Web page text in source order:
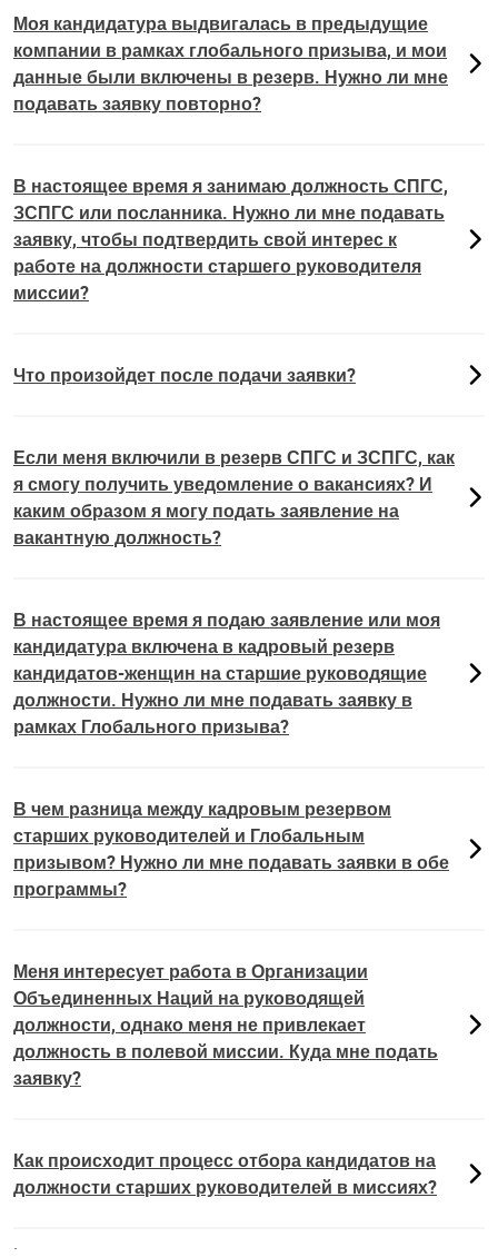
Моя кандидатура выдвигалась в предыдущие
компании в рамках глобального призыва, и мои
данные были включены в резерв. Нужно ли мне
подавать заявку повторно?
В настоящее время я занимаю должность СПГС,
ЗСПГС или посланника. Нужно ли мне подавать
заявку, чтобы подтвердить свой интерес к
работе на должности старшего руководителя
миссии?
Что произойдет после подачи заявки?
Если меня включили в резерв СПГС и ЗСПГС, как
я смогу получить уведомление о вакансиях? И
каким образом я могу подать заявление на
вакантную должность?
В настоящее время я подаю заявление или моя
кандидатура включена в кадровый резерв
кандидатов-женщин на старшие руководящие
должности. Нужно ли мне подавать заявку в
рамках Глобального призыва?
В чем разница между кадровым резервом
старших руководителей и Глобальным
призывом? Нужно ли мне подавать заявки в обе
программы?
Меня интересует работа в Организации
Объединенных Наций на руководящей
должности, однако меня не привлекает
должность в полевой миссии. Куда мне подать
заявку?
Как происходит процесс отбора кандидатов на
должности старших руководителей в миссиях?
.